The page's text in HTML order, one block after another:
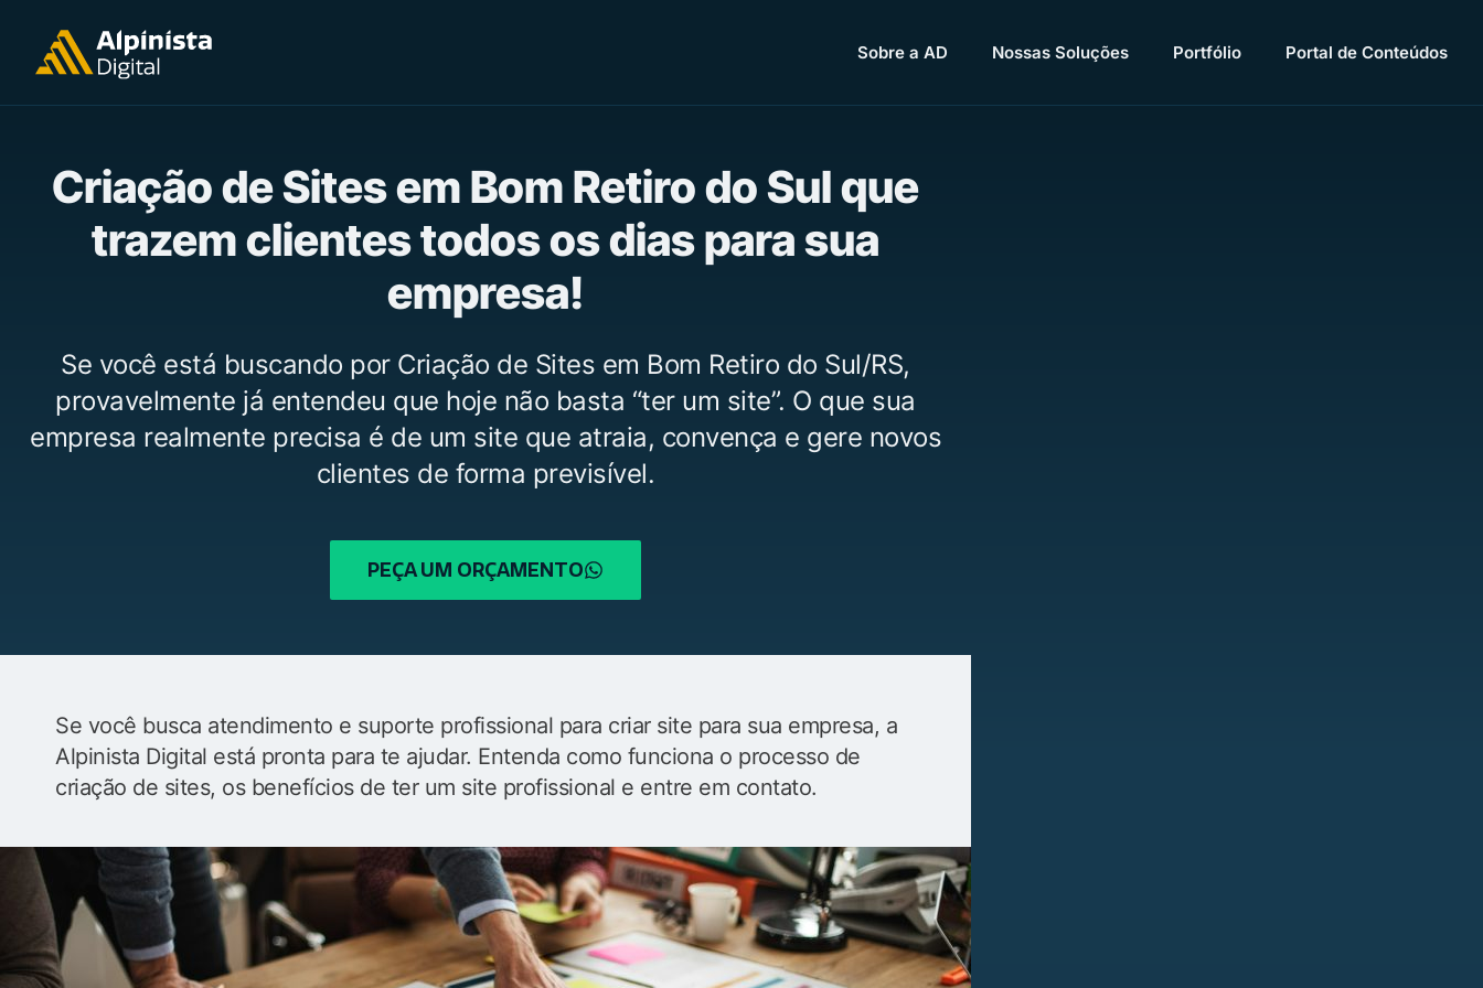
Sobre a AD Nossas Soluções Portfólio Portal de Conteúdos
Criação de Sites em Bom Retiro do Sul que
trazem clientes todos os dias para sua
empresa!
Se você está buscando por Criação de Sites em Bom Retiro do Sul/RS,
provavelmente já entendeu que hoje não basta “ter um site”. O que sua
empresa realmente precisa é de um site que atraia, convença e gere novos
clientes de forma previsível.
PEÇA UM ORÇAMENTO
Se você busca atendimento e suporte profissional para criar site para sua empresa, a
Alpinista Digital está pronta para te ajudar. Entenda como funciona o processo de
criação de sites, os benefícios de ter um site profissional e entre em contato.